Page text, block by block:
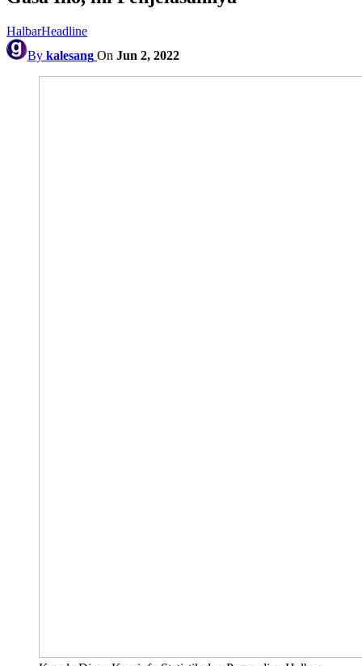
HalbarHeadline
By kalesang On Jun 2, 2022